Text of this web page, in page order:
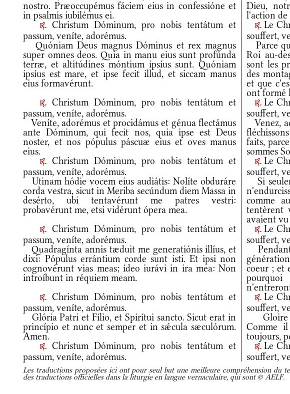
nostro. Præoccupémus fáciem eius in confessióne et
in psalmis iubilémus ei.
Dieu,
l'action de
r.
Christum Dóminum, pro nobis tentátum et
passum, veníte, adorémus.
r. Le
souffert,
Quóniam Deus magnus Dóminus et rex magnus
super omnes deos. Quia in manu eius sunt profúnda
terræ, et altitúdines móntium ipsíus sunt. Quóniam
ipsíus est mare, et ipse fecit illud, et siccam manus
eius formavérunt.
Parce
Roi au-
sont les
des
et que
ont formé
r.
Christum Dóminum, pro nobis tentátum et
passum, veníte, adorémus.
r. Le
souffert,
Veníte, adorémus et procidámus et génua flectámus
ante Dóminum, qui fecit nos, quia ipse est Deus
noster, et nos pópulus páscuæ eius et oves manus
eius.
Venez,
faits,
sommes
r.
Christum Dóminum, pro nobis tentátum et
passum, veníte, adorémus.
r. Le
souffert,
Utinam hódie vocem eius audiátis: Nolíte obduráre
corda vestra, sicut in Meriba secúndum diem Massa in
desérto, ubi tentavérunt me patres vestri:
probavérunt me, etsi vidérunt ópera mea.
Si
comme
tentèrent
avaient vu
r.
Christum Dóminum, pro nobis tentátum et
passum, veníte, adorémus.
r. Le
souffert,
Quadragínta annis tæduit me generatiónis illíus, et
dixi: Pópulus errántium corde sunt isti. Et ipsi non
cognovérunt vias meas; ídeo iurávi in ira mea: Non
introíbunt in réquiem meam.
coeur ; et
r.
Christum Dóminum, pro nobis tentátum et
passum, veníte, adorémus.
r. Le
souffert,
Glória Patri et Fílio, et Spirítui sancto. Sicut erat in
princípio et nunc et semper et in sǽcula sæculórum.
Amen.
Gloire
Comme
toujours,
r.
Christum Dóminum, pro nobis tentátum et
passum, veníte, adorémus.
r. Le
souffert,
Les traductions proposées ici ont pour seul but une meilleure compréhension du
des traductions officielles dans la liturgie en langue vernaculaire, qui sont © AELF.